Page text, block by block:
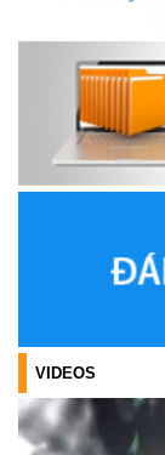
Đoàn viên thanh
cực tham gia
2026.
(17/07/2026)
HƯỞNG ỨNG
CƯ M’GAR –
TRIỂN KHAI,
HỘI LIÊN HIỆP
CHÍNH SÁCH
VIDEOS